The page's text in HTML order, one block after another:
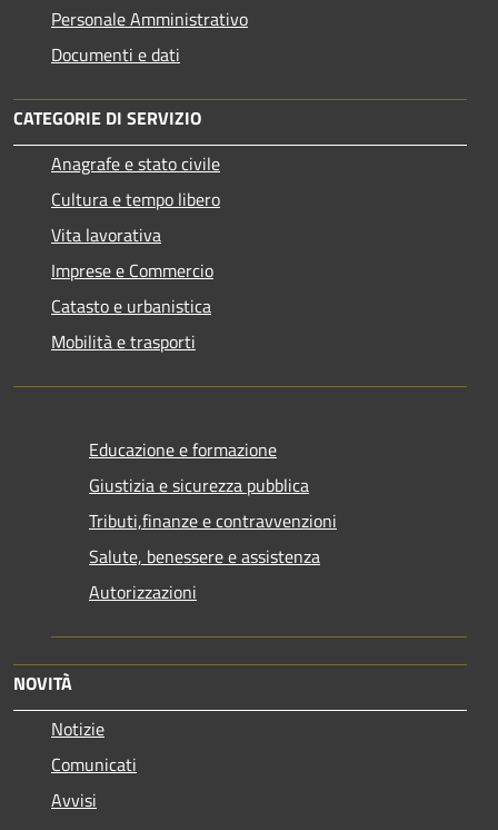
Personale Amministrativo
Documenti e dati
CATEGORIE DI SERVIZIO
Anagrafe e stato civile
Cultura e tempo libero
Vita lavorativa
Imprese e Commercio
Catasto e urbanistica
Mobilità e trasporti
Educazione e formazione
Giustizia e sicurezza pubblica
Tributi,finanze e contravvenzioni
Salute, benessere e assistenza
Autorizzazioni
NOVITÀ
Notizie
Comunicati
Avvisi